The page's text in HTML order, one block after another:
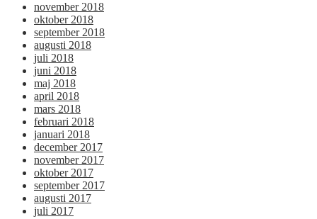
november 2018
oktober 2018
september 2018
augusti 2018
juli 2018
juni 2018
maj 2018
april 2018
mars 2018
februari 2018
januari 2018
december 2017
november 2017
oktober 2017
september 2017
augusti 2017
juli 2017